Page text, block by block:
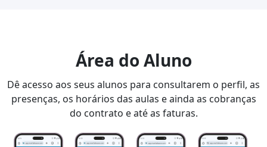
Área do Aluno
Dê acesso aos seus alunos para consultarem o perfil, as
presenças, os horários das aulas e ainda as cobranças
do contrato e até as faturas.